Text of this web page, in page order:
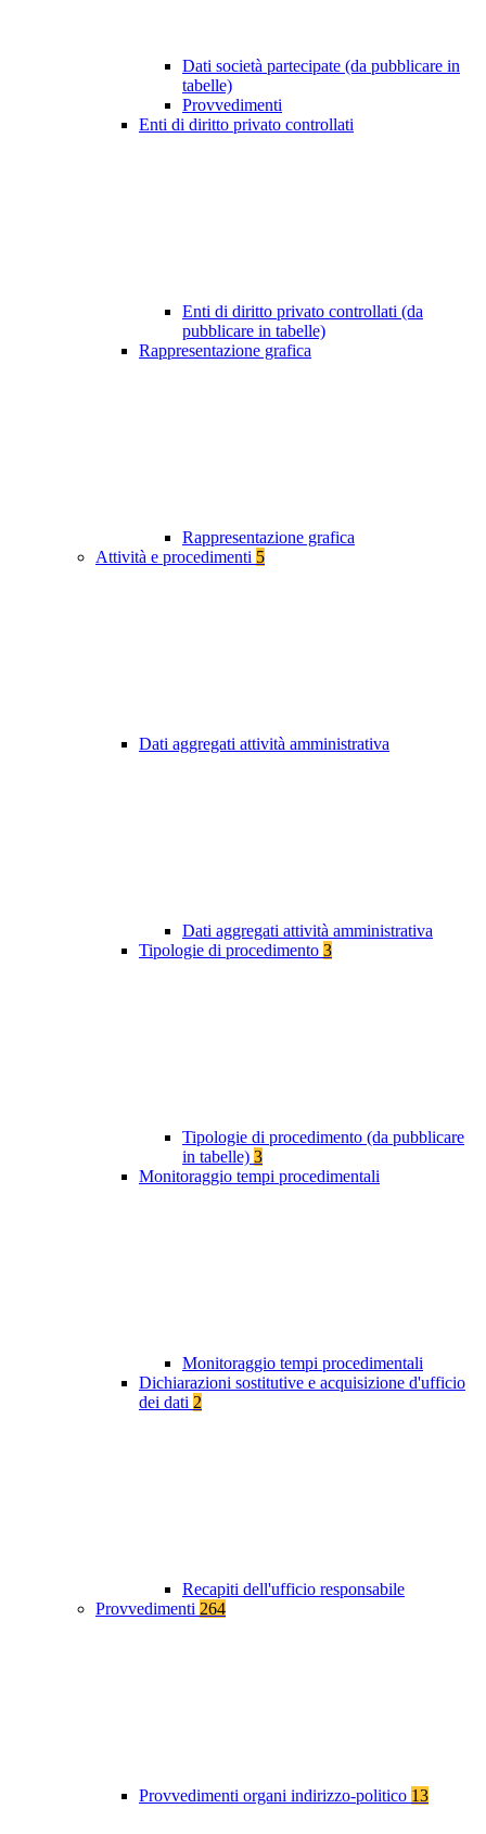
Dati società partecipate (da pubblicare in
tabelle)
Provvedimenti
Enti di diritto privato controllati
Enti di diritto privato controllati (da
pubblicare in tabelle)
Rappresentazione grafica
Rappresentazione grafica
Attività e procedimenti 5
Dati aggregati attività amministrativa
Dati aggregati attività amministrativa
Tipologie di procedimento 3
Tipologie di procedimento (da pubblicare
in tabelle) 3
Monitoraggio tempi procedimentali
Monitoraggio tempi procedimentali
Dichiarazioni sostitutive e acquisizione d'ufficio
dei dati 2
Recapiti dell'ufficio responsabile
Provvedimenti 264
Provvedimenti organi indirizzo-politico 13